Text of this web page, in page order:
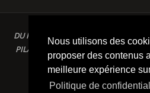
Nous utilisons des
proposer des contenus
meilleure expérience
Politique de
DU PLAISIR DANS LE SPORT LOISIR A
PILATES / STRETCHING / COURSE A
TRAILS / YOGA/
Conditions d'utilisation &